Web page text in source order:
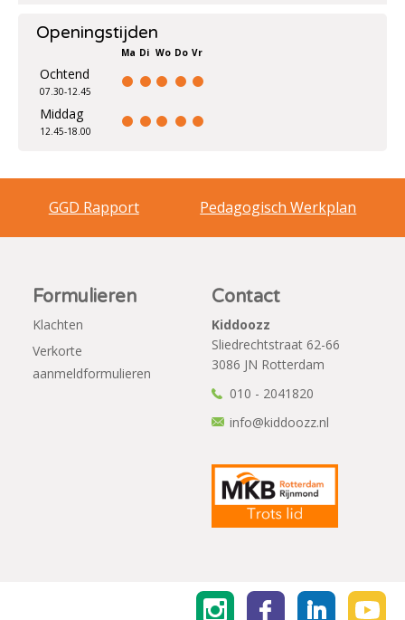
Openingstijden
Ma Di Wo Do Vr
Ochtend
07.30-12.45
Middag
12.45-18.00
GGD Rapport Pedagogisch Werkplan
Formulieren
Klachten
Verkorte
aanmeldformulieren
Contact
Kiddoozz
Sliedrechtstraat 62-66
3086 JN Rotterdam
010 - 2041820
info@kiddoozz.nl